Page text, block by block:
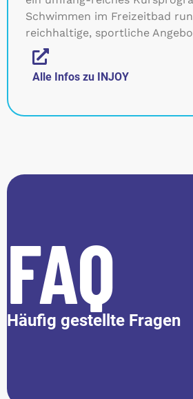
Schwimmen im Freizeitbad
reichhaltige, sportliche
Alle Infos zu INJOY
FAQ
Häufig gestellte Fragen